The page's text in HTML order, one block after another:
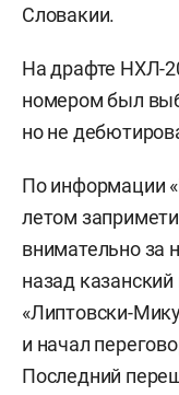
Словакии.
На драфте НХЛ-
номером был
но не
По информации
летом
внимательно за
назад
«Липтовски-
и начал
Последний